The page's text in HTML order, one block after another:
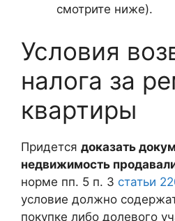
смотрите ниже).
Условия
налога за
квартиры
Придется доказать
недвижимость
норме пп. 5 п. 3 статьи
условие должно
покупке либо долевого